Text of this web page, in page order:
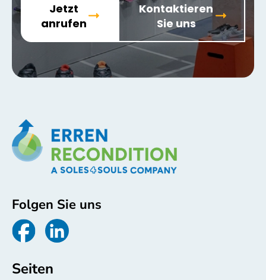
Jetzt
anrufen
Kontaktieren
Sie uns
Folgen Sie uns
Seiten